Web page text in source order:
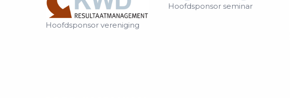
Hoofdsponsor vereniging
Hoofdsponsor seminar